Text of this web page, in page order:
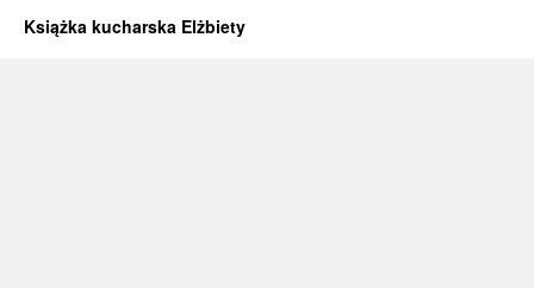
Książka kucharska Elżbiety